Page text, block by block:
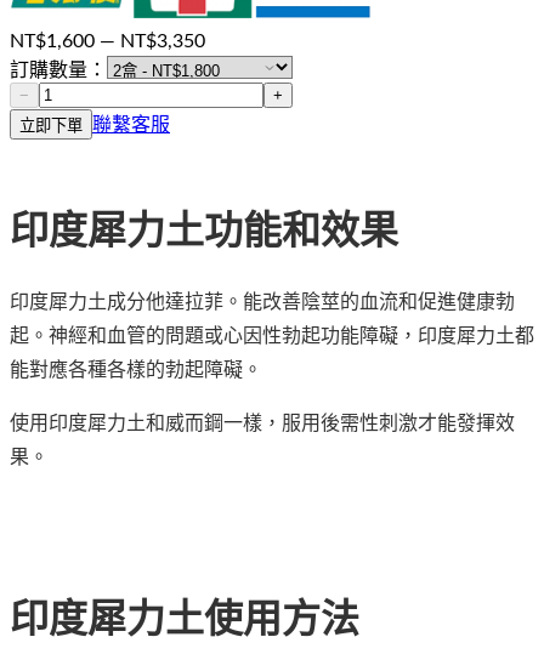
NT$1,600 — NT$3,350
訂購數量：
−
+
立即下單 聯繫客服
印度犀力土功能和效果
印度犀力土成分他達拉菲。能改善陰莖的血流和促進健康勃
起。神經和血管的問題或心因性勃起功能障礙，印度犀力土都
能對應各種各樣的勃起障礙。
使用印度犀力土和威而鋼一樣，服用後需性刺激才能發揮效
果。
印度犀力土使用方法